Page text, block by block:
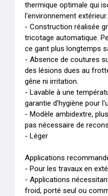
thermique optimale qui
l'environnement extérieur.
- Construction réalisée
tricotage automatique.
ce gant plus longtemps
- Absence de coutures
des lésions dues au
gêne ni irritation.
- Lavable à une
garantie d'hygiène pour
- Modèle ambidextre,
pas nécessaire de
- Léger
Applications
- Pour les travaux en
- Applications
froid, porté seul ou